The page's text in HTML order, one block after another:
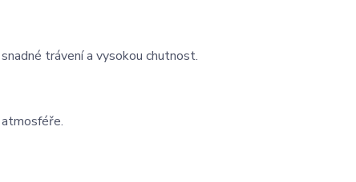
trávení a vysokou chutnost.